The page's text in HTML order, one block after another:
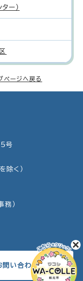
ー）
ページへ戻る
号
除く）
）
問い合わせ